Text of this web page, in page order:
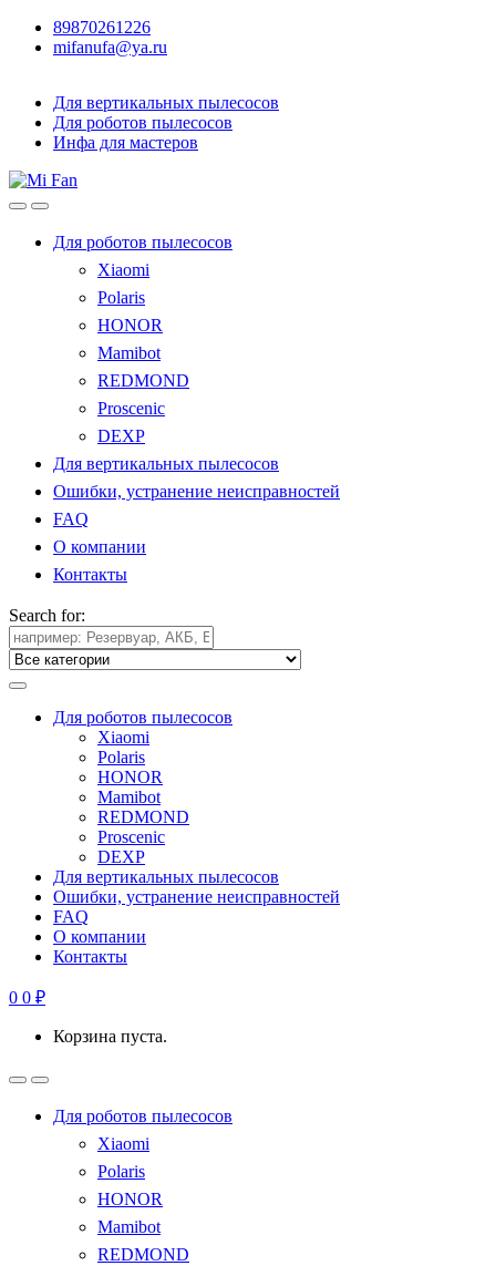
89870261226
mifanufa@ya.ru
Для вертикальных пылесосов
Для роботов пылесосов
Инфа для мастеров
Для роботов пылесосов
Xiaomi
Polaris
HONOR
Mamibot
REDMOND
Proscenic
DEXP
Для вертикальных пылесосов
Ошибки, устранение неисправностей
FAQ
О компании
Контакты
Search for:
Для роботов пылесосов
Xiaomi
Polaris
HONOR
Mamibot
REDMOND
Proscenic
DEXP
Для вертикальных пылесосов
Ошибки, устранение неисправностей
FAQ
О компании
Контакты
0 0 ₽
Корзина пуста.
Для роботов пылесосов
Xiaomi
Polaris
HONOR
Mamibot
REDMOND